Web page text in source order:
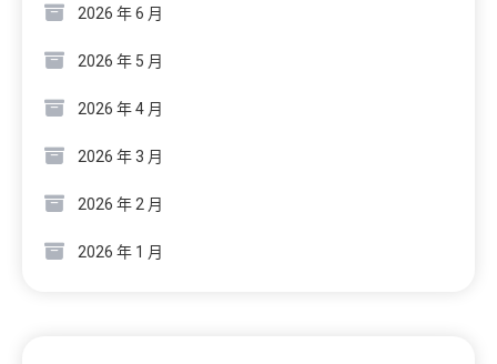
2026 年 6 月
2026 年 5 月
2026 年 4 月
2026 年 3 月
2026 年 2 月
2026 年 1 月